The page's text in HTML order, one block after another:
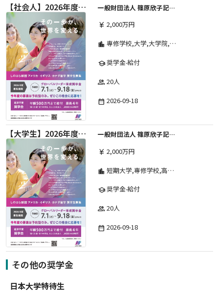
【社会人】2026年度 しのはら財団 アメリカ・イギリス・カナダ英語留学奨学金
一般財団法人 篠原欣子記念財団 (海外留学奨学金グループ)
currency_yen 2,000万円
location_city 専修学校,大学,大学院,高等学校,その他,短期大学,高等専門学校
school奨学金-給付
group 20人
date_range 2026-09-18
【大学生】2026年度 しのはら財団 アメリカ・イギリス・カナダ英語留学奨学金
一般財団法人 篠原欣子記念財団 (海外留学奨学金グループ)
currency_yen 2,000万円
location_city 短期大学,専修学校,高等専門学校,その他,高等学校,大学院,大学
school奨学金-給付
group 20人
date_range 2026-09-18
その他の奨学金
日本大学特待生